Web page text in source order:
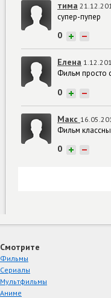
тима
супер-пупер
0 + −
Елена
Фильм просто
0 + −
Макс
Фильм
0 + −
Смотрите
Фильмы
Сериалы
Мультфильмы
Аниме